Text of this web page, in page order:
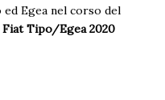
Egea nel corso del
Tipo/Egea 2020